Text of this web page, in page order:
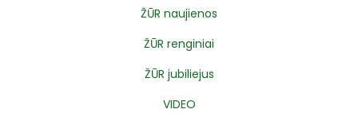
ŽŪR naujienos
ŽŪR renginiai
ŽŪR jubiliejus
VIDEO